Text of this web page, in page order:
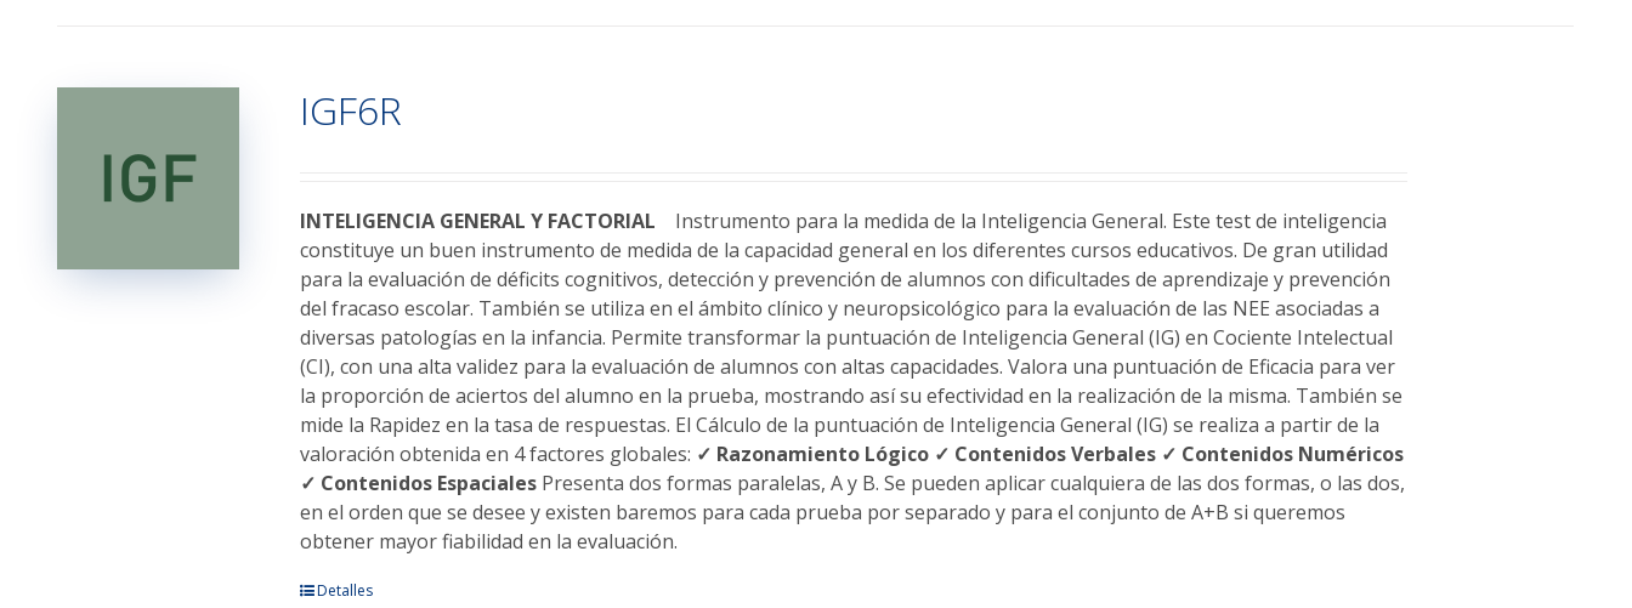
Las
opciones
elegir
en
la
página
de
producto
IGF6R
INTELIGENCIA GENERAL Y FACTORIAL Instrumento para la medida de la Inteligencia General. Este test de inteligencia
constituye un buen instrumento de medida de la capacidad general en los diferentes cursos educativos. De gran utilidad
para la evaluación de déficits cognitivos, detección y prevención de alumnos con dificultades de aprendizaje y prevención
del fracaso escolar. También se utiliza en el ámbito clínico y neuropsicológico para la evaluación de las NEE asociadas a
diversas patologías en la infancia. Permite transformar la puntuación de Inteligencia General (IG) en Cociente Intelectual
(CI), con una alta validez para la evaluación de alumnos con altas capacidades. Valora una puntuación de Eficacia para ver
la proporción de aciertos del alumno en la prueba, mostrando así su efectividad en la realización de la misma. También se
mide la Rapidez en la tasa de respuestas. El Cálculo de la puntuación de Inteligencia General (IG) se realiza a partir de la
valoración obtenida en 4 factores globales: ✓ Razonamiento Lógico ✓ Contenidos Verbales ✓ Contenidos Numéricos
✓ Contenidos Espaciales Presenta dos formas paralelas, A y B. Se pueden aplicar cualquiera de las dos formas, o las dos,
en el orden que se desee y existen baremos para cada prueba por separado y para el conjunto de A+B si queremos
obtener mayor fiabilidad en la evaluación.
EsteDetalles